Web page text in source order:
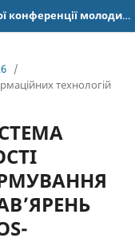
Збірник матеріалів Всеукраїнської конференції молодих учених "Інформаційні технології" (ISSN: 2664-2638)
/
технологій